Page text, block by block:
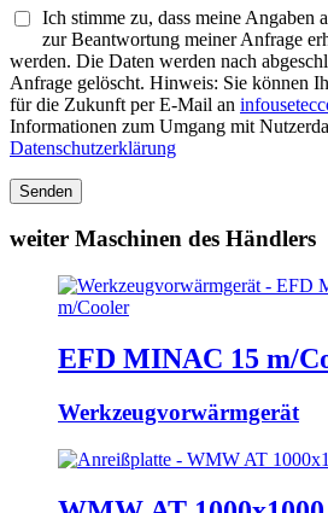
Ich stimme zu, dass meine Angaben
zur Beantwortung meiner Anfrage
werden. Die Daten werden nach
Anfrage gelöscht. Hinweis: Sie können
für die Zukunft per E-Mail an infousetec
Informationen zum Umgang mit
Datenschutzerklärung
Senden
weiter Maschinen des Händlers
EFD MINAC 15 m/
Werkzeugvorwärmgerät